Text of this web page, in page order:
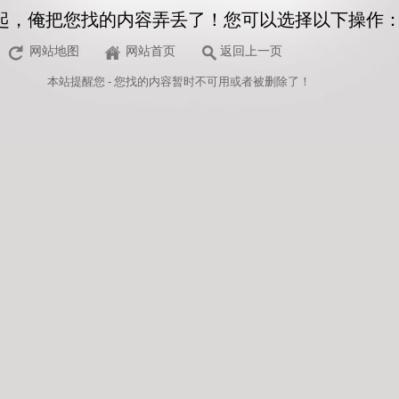
，俺把您找的内容弄丢了！您可以选择以下操作
网站地图 网站首页 返回上一页
本站提醒您 - 您找的内容暂时不可用或者被删除了！